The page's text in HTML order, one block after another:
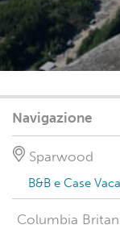
Navigazione
Sparwood
B&B e Case
Columbia